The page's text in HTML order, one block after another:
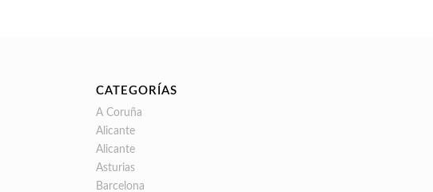
CATEGORÍAS
A Coruña
Alicante
Alicante
Asturias
Barcelona